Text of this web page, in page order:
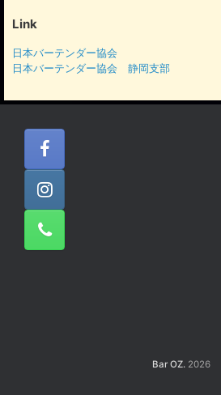
イ
Link
日本バーテンダー協会
日本バーテンダー協会 静岡支部
Bar OZ. 2026